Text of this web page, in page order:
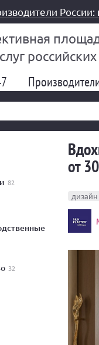
России:
82
32
от